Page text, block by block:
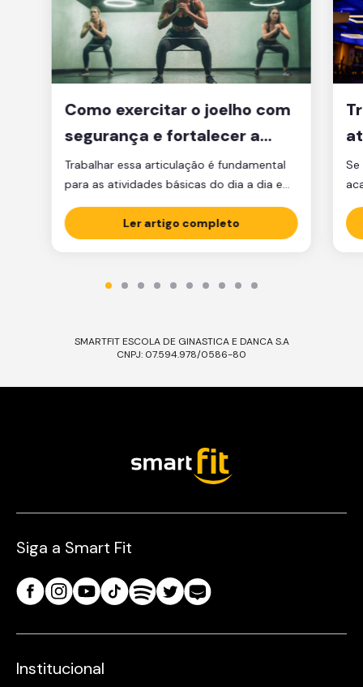
Como exercitar o joelho com
segurança e fortalecer a
articulação
Trabalhar essa articulação é fundamental
para as atividades básicas do dia a dia e
Ler artigo completo
SMARTFIT ESCOLA DE GINASTICA E DANCA S.A
CNPJ: 07.594.978/0586-80
Siga a Smart Fit
Institucional